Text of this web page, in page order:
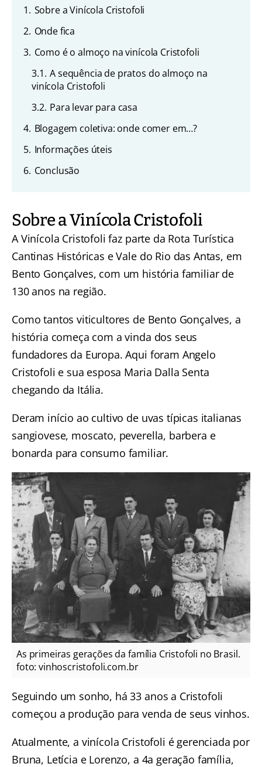
1. Sobre a Vinícola Cristofoli
2. Onde fica
3. Como é o almoço na vinícola Cristofoli
3.1. A sequência de pratos do almoço na
vinícola Cristofoli
3.2. Para levar para casa
4. Blogagem coletiva: onde comer em…?
5. Informações úteis
6. Conclusão
Sobre a Vinícola Cristofoli
A Vinícola Cristofoli faz parte da Rota Turística
Cantinas Históricas e Vale do Rio das Antas, em
Bento Gonçalves, com um história familiar de
130 anos na região.
Como tantos viticultores de Bento Gonçalves, a
história começa com a vinda dos seus
fundadores da Europa. Aqui foram Angelo
Cristofoli e sua esposa Maria Dalla Senta
chegando da Itália.
Deram início ao cultivo de uvas típicas italianas
sangiovese, moscato, peverella, barbera e
bonarda para consumo familiar.
As primeiras gerações da família Cristofoli no Brasil.
foto: vinhoscristofoli.com.br
Seguindo um sonho, há 33 anos a Cristofoli
começou a produção para venda de seus vinhos.
Atualmente, a vinícola Cristofoli é gerenciada por
Bruna, Letícia e Lorenzo, a 4a geração família,